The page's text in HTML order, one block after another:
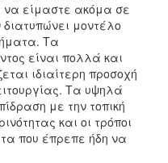
να είμαστε ακόμα σε
μοντέλο
Τα
είναι πολλά και
ιδιαίτερη προσοχή
Τα υψηλά
με την τοπική
και οι τρόποι
που έπρεπε ήδη να